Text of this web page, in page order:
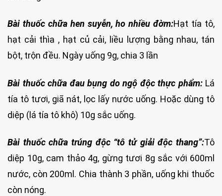
Bài thuốc chữa hen suyễn, ho nhiều đờm:Hạt tía tô,
hạt cải thìa , hạt củ cải, liều lượng bằng nhau, tán
bột, trộn đều. Ngày uống 9g, chia 3 lần
Bài thuốc chữa đau bụng do ngộ độc thực phẩm:Lá
tía tô tươi, giã nát, lọc lấy nước uống. Hoặc dùng tô
diệp (lá tía tô khô) 10g sắc uống.
Bài thuốc chữa trúng độc “tô tử giải độc thang”:Tô
diệp 10g, cam thảo 4g, gừng tươi 8g sắc với 600ml
nước, còn 200ml. Chia thành 3 phần, uống khi thuốc
còn nóng.